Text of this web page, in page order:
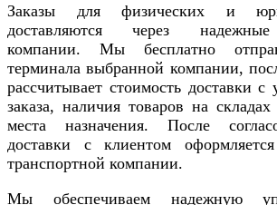
Заказы для физических и
доставляются через
компании. Мы бесплатно
терминала выбранной компании,
рассчитывает стоимость доставки с
заказа, наличия товаров на
места назначения. После
доставки с клиентом
транспортной компании.
Мы обеспечиваем надежную